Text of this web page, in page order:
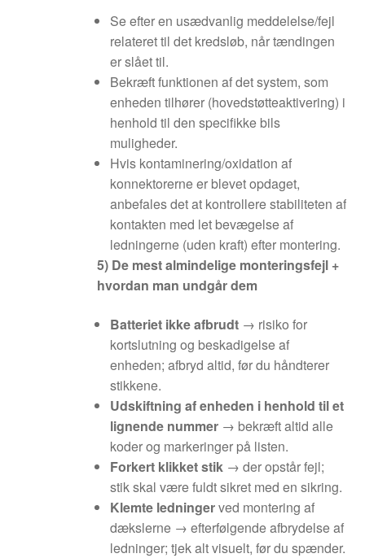
Se efter en usædvanlig meddelelse/fejl
relateret til det kredsløb, når tændingen
er slået til.
Bekræft funktionen af det system, som
enheden tilhører (hovedstøtteaktivering) i
henhold til den specifikke bils
muligheder.
Hvis kontaminering/oxidation af
konnektorerne er blevet opdaget,
anbefales det at kontrollere stabiliteten af
kontakten med let bevægelse af
ledningerne (uden kraft) efter montering.
5) De mest almindelige monteringsfejl +
hvordan man undgår dem
Batteriet ikke afbrudt→ risiko for
kortslutning og beskadigelse af
enheden; afbryd altid, før du håndterer
stikkene.
Udskiftning af enheden i henhold til et
lignende nummer→ bekræft altid alle
koder og markeringer på listen.
Forkert klikket stik→ der opstår fejl;
stik skal være fuldt sikret med en sikring.
Klemte ledningerved montering af
dækslerne → efterfølgende afbrydelse af
ledninger; tjek alt visuelt, før du spænder.